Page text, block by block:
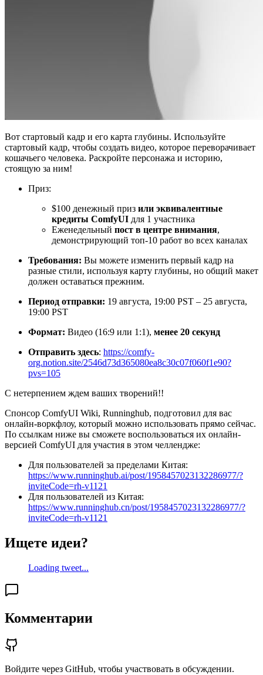
Вот стартовый кадр и его карта глубины. Используйте
стартовый кадр, чтобы создать видео, которое переворачивает
кошачьего человека. Раскройте персонажа и историю,
стоящую за ним!
Приз:
$100 денежный приз или эквивалентные
кредиты ComfyUI для 1 участника
Еженедельный пост в центре внимания,
демонстрирующий топ-10 работ во всех каналах
Требования: Вы можете изменить первый кадр на
разные стили, используя карту глубины, но общий макет
должен оставаться прежним.
Период отправки: 19 августа, 19:00 PST – 25 августа,
19:00 PST
Формат: Видео (16:9 или 1:1), менее 20 секунд
Отправить здесь: https://comfy-
org.notion.site/2546d73d365080ea8c30c07f060f1e90?
pvs=105
С нетерпением ждем ваших творений!!
Спонсор ComfyUI Wiki, Runninghub, подготовил для вас
онлайн-воркфлоу, который можно использовать прямо сейчас.
По ссылкам ниже вы сможете воспользоваться их онлайн-
версией ComfyUI для участия в этом челлендже:
Для пользователей за пределами Китая:
https://www.runninghub.ai/post/1958457023132286977/?
inviteCode=rh-v1121
Для пользователей из Китая:
https://www.runninghub.cn/post/1958457023132286977/?
inviteCode=rh-v1121
Ищете идеи?
Loading tweet...
Комментарии
Войдите через GitHub, чтобы участвовать в обсуждении.